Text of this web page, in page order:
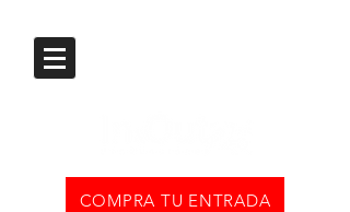
COMPRA TU ENTRADA